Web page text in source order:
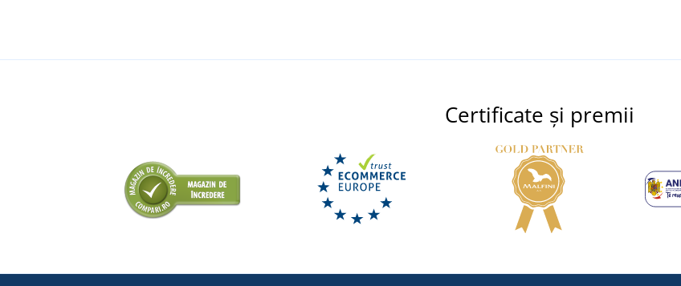
Certificate și premii